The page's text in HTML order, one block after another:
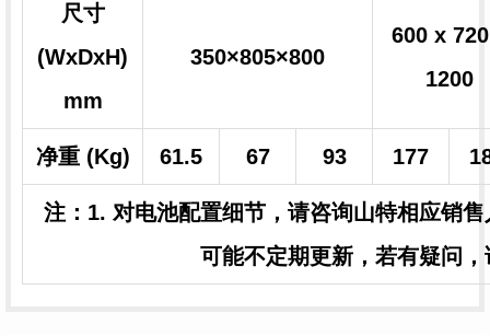
尺寸
(WxDxH)
mm
350×805×800
600 x
1200
净重 (Kg) 61.5 67 93 177
注：1. 对电池配置细节，请咨询山特相应销
可能不定期更新，若有疑问